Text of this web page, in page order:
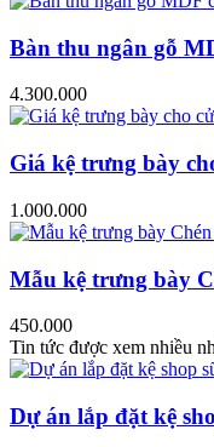
Bàn thu ngân gỗ
4.300.000
Giá kệ trưng bày
1.000.000
Mẫu kệ trưng bày
450.000
Tin tức được xem nhiều
Dự án lắp đặt kệ